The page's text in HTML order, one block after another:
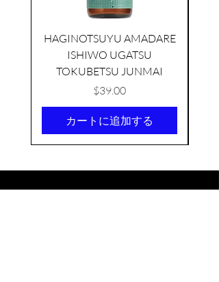
HAGINOTSUYU AMADARE
ISHIWO UGATSU
TOKUBETSU JUNMAI
価格
$39.00
カートに追加する